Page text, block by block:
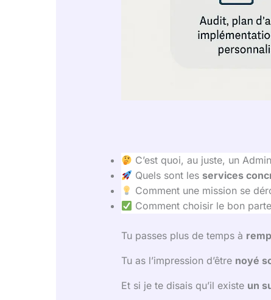
C’est quoi, au juste, un
Quels sont les services
Comment une mission se
Comment choisir le bon
Tu passes plus de temps à
Tu as l’impression d’être noyé
Et si je te disais qu’il existe un